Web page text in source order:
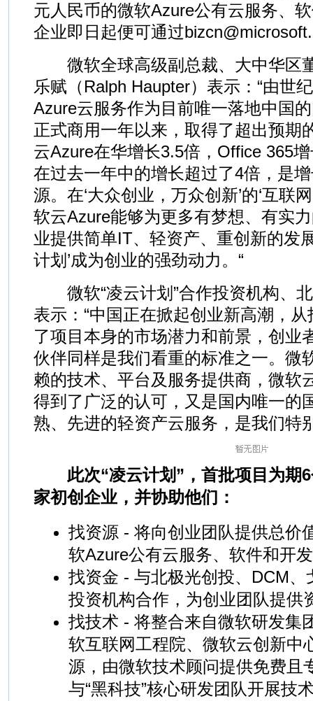
元人民币的微软Azure公有云服务、
企业即日起便可通过
微软全球高级副总裁、大中华区
乐赋（Ralph Haupter）表示：“由世
Azure云服务作为目前唯一落地中国
正式商用一年以来，取得了超出预期
云Azure在华增长3.5倍，Office 365
在过去一年中的增长超过了4倍，是
源。在‘大众创业，万众创新’的‘互联
软云Azure能够为更多有梦想、有实
业提供简单IT、轻资产、重创新的发
计划’成为创业的强劲动力。“
微软“凌云计划”合作投资机构、
表示：“中国正在掀起创业新高潮，
了项目本身的市场潜力和前景，创业
伙伴同样是我们看重的标准之一。微
赖的技术、平台及服务提供商，微软
得到了广泛的认可，又是国内唯一的
熟、先进的轻资产云服务，是我们特
此次“凌云计划”，首批项目为期
家初创企业，并协助他们：
找资源 - 将向创业团队提供总价
软Azure公有云服务、软件和开
找资金 - 与北极光创投、DCM、
投资机构合作，为创业团队提供
找技术 - 将整合来自微软研发集
软互联网工程院、微软云创新中
源，由微软技术顾问提供免费且
与“黑科技”核心研发团队开展技